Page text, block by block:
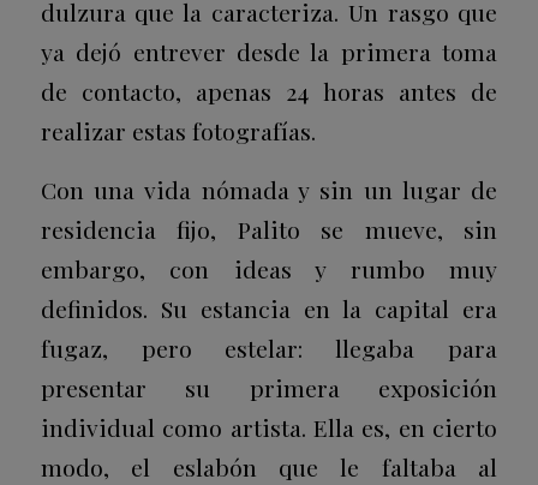
dulzura que la caracteriza. Un rasgo que
ya dejó entrever desde la primera toma
de contacto, apenas 24 horas antes de
realizar estas fotografías.
Con una vida nómada y sin un lugar de
residencia fijo, Palito se mueve, sin
embargo, con ideas y rumbo muy
definidos. Su estancia en la capital era
fugaz, pero estelar: llegaba para
presentar su primera exposición
individual como artista. Ella es, en cierto
modo, el eslabón que le faltaba al